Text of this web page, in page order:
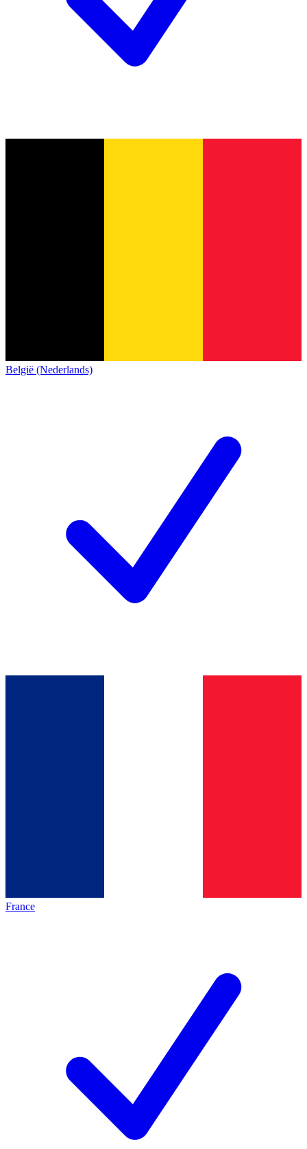
België (Nederlands)
France